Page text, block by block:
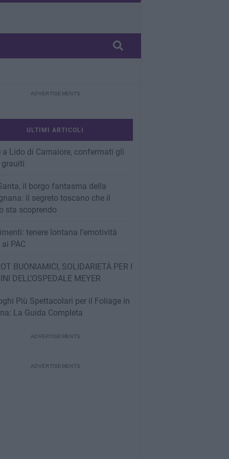
ULTIMI ARTICOLI
a Lido di Camaiore, confermati gli
grauiti
il borgo fantasma della
il segreto toscano che il
sta scoprendo
tenere lontana l’emotività
PAC
BUONIAMICI, SOLIDARIETÀ PER I
DELL’OSPEDALE MEYER
Più Spettacolari per il Foliage in
La Guida Completa